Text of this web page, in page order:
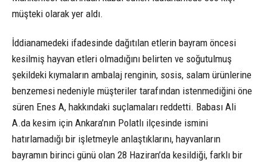
müşteki olarak yer aldı.
İddianamedeki ifadesinde dağıtılan etlerin bayram öncesi
kesilmiş hayvan etleri olmadığını belirten ve soğutulmuş
şekildeki kıymaların ambalaj renginin, sosis, salam ürünlerine
benzemesi nedeniyle müşteriler tarafından istenmediğini öne
süren Enes A, hakkındaki suçlamaları reddetti. Babası Ali
A.da kesim için Ankara’nın Polatlı ilçesinde ismini
hatırlamadığı bir işletmeyle anlaştıklarını, hayvanların
bayramın birinci günü olan 28 Haziran’da kesildiği, farklı bir